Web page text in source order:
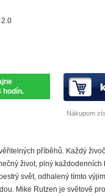
hodín.
Nákupom
příběhů. Každý
život, plný každodenních
svět, odhalený tímto
Mike Rutzen je světově